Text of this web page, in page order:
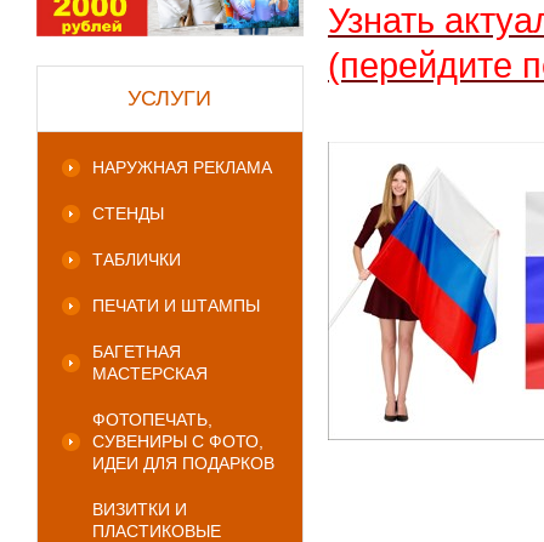
УСЛУГИ
НАРУЖНАЯ РЕКЛАМА
СТЕНДЫ
ТАБЛИЧКИ
ПЕЧАТИ И ШТАМПЫ
БАГЕТНАЯ
МАСТЕРСКАЯ
ФОТОПЕЧАТЬ,
СУВЕНИРЫ С ФОТО,
ИДЕИ ДЛЯ ПОДАРКОВ
ВИЗИТКИ И
ПЛАСТИКОВЫЕ
Узнать
(перейдите